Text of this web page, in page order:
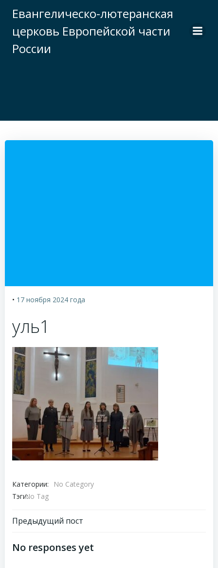
к
содержимому
Евангелическо-лютеранская
церковь Европейской части
России
• 17 ноября 2024 года
уль1
Категории:
No Category
Тэги:No Tag
Навигация
по
Предыдущий пост
No responses yet